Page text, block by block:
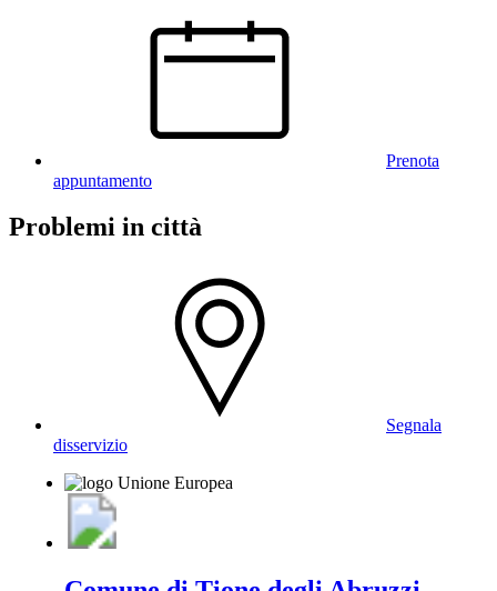
Prenota
appuntamento
Problemi in città
Segnala
disservizio